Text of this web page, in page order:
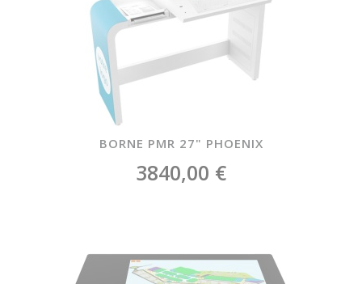
BORNE PMR 27" PHOENIX
3840,00 €